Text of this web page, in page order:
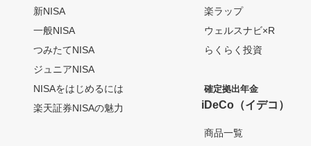
新NISA
一般NISA
つみたてNISA
ジュニアNISA
NISAをはじめるには
楽天証券NISAの魅力
楽ラップ
ウェルスナビ×R
らくらく投資
確定拠出年金
iDeCo（イデコ）
商品一覧